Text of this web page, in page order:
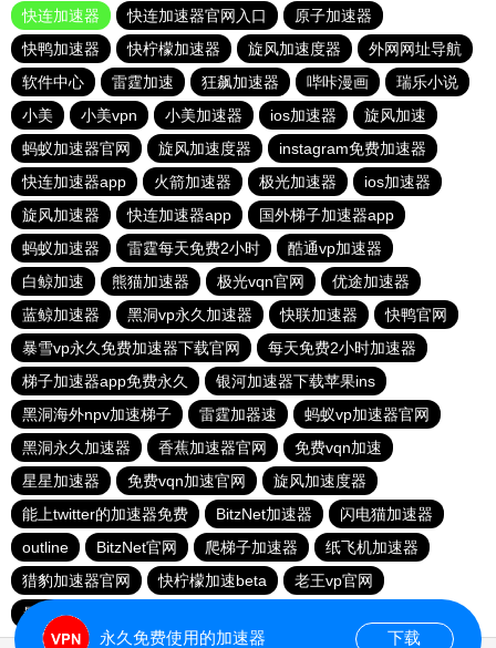
快连加速器
快连加速器官网入口
原子加速器
快鸭加速器
快柠檬加速器 旋风加速度器
外网网址导航
软件中心
雷霆加速 狂飙加速器 哔咔漫画
瑞乐小说
小美
小美vpn 小美加速器 ios加速器
旋风加速
蚂蚁加速器官网
旋风加速度器
instagram免费加速器
快连加速器app
火箭加速器 极光加速器
ios加速器
旋风加速器
快连加速器app
国外梯子加速器app
蚂蚁加速器
雷霆每天免费2小时
酷通vp加速器
白鲸加速
熊猫加速器 极光vqn官网
优途加速器
蓝鲸加速器
黑洞vp永久加速器 快联加速器
快鸭官网
暴雪vp永久免费加速器下载官网
每天免费2小时加速器
梯子加速器app免费永久
银河加速器下载苹果ins
黑洞海外npv加速梯子
雷霆加器速
蚂蚁vp加速器官网
黑洞永久加速器
香蕉加速器官网
免费vqn加速
星星加速器
免费vqn加速官网
旋风加速度器
能上twitter的加速器免费
BitzNet加速器
闪电猫加速器
outline
BitzNet官网 爬梯子加速器
纸飞机加速器
猎豹加速器官网
快柠檬加速beta
老王vp官网
暴雪vp永久免费加速器下载官网
永久免费使用的加速器 下载